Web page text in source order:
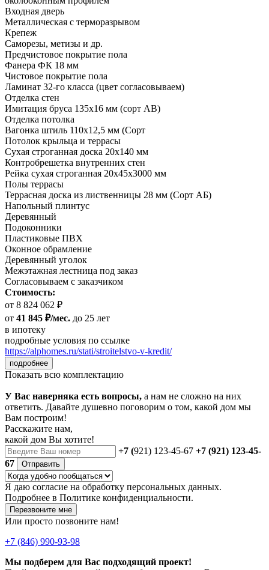
Входная дверь
Металлическая с терморазрывом
Крепеж
Саморезы, метизы и др.
Предчистовое покрытие пола
Фанера ФК 18 мм
Чистовое покрытие пола
Ламинат 32-го класса (цвет согласовываем)
Отделка стен
Имитация бруса 135х16 мм (сорт АВ)
Отделка потолка
Вагонка штиль 110х12,5 мм (Сорт
Потолок крыльца и террасы
Сухая строганная доска 20х140 мм
Контробрешетка внутренних стен
Рейка сухая строганная 20х45х3000 мм
Полы террасы
Террасная доска из лиственницы 28 мм (Сорт АБ)
Напольный плинтус
Деревянный
Подоконники
Пластиковые ПВХ
Оконное обрамление
Деревянный уголок
Межэтажная лестница под заказ
Согласовываем с заказчиком
Стоимость:
от 8 824 062 ₽
от 41 845 ₽/мес. до 25 лет
в ипотеку
подробные условия по ссылке
https://alphomes.ru/stati/stroitelstvo-v-kredit/
подробнее
Показать всю комплектацию
У Вас наверняка есть вопросы, а нам не сложно на них
ответить. Давайте душевно поговорим о том, какой дом мы
Вам построим!
Расскажите нам,
какой дом Вы хотите!
+7 (921) 123-45-67 +7 (921) 123-45-
67
Отправить
Я даю согласие на обработку персональных данных.
Подробнее в Политике конфиденциальности.
Перезвоните мне
Или просто позвоните нам!
+7 (846) 990-93-98
Мы подберем для Вас подходящий проект!